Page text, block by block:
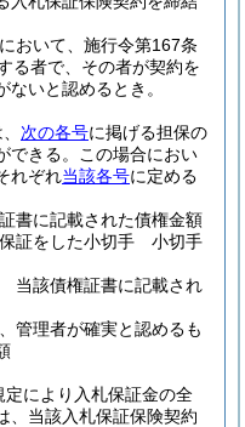
おいて、施行令第167条
る者で、その者が契約を
いと認めるとき。
次の各号に掲げる担保の
きる。
この場合におい
れぞれ当該各号に定める
書に記載された債権金額
証をした小切手 小切手
当該債権証書に記載され
管理者が確実と認めるも
定により入札保証金の全
、当該入札保証保険契約